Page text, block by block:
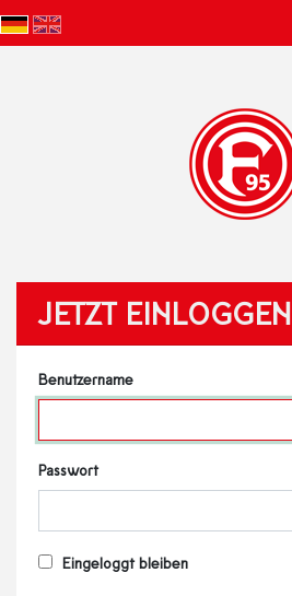
JETZT EINLOGGEN
Benutzername
Passwort
Eingeloggt bleiben